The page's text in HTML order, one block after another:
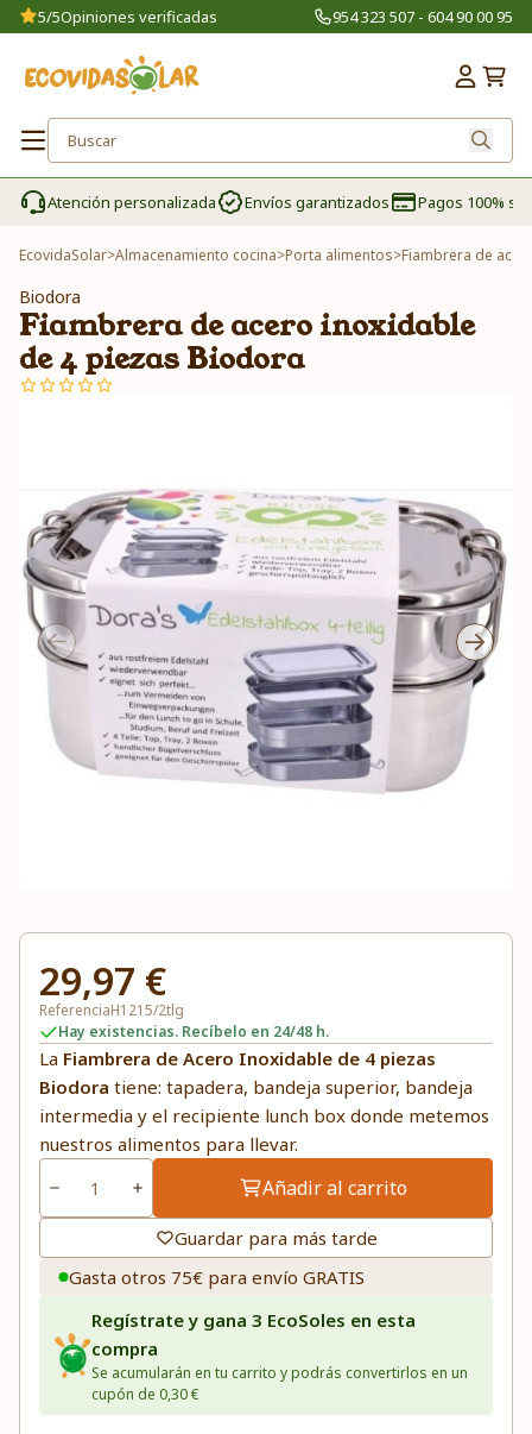
5/5Opiniones verificadas 954 323 507 - 604 90 00 95
Atención personalizada Envíos garantizados Pagos 100%
EcovidaSolar>Almacenamiento cocina>Porta alimentos>Fiambrera de
Biodora
Fiambrera de acero inoxidable
de 4 piezas Biodora
29,97 €
ReferenciaH1215/2tlg
Hay existencias. Recíbelo en 24/48 h.
La Fiambrera de Acero Inoxidable de 4 piezas
Biodora tiene: tapadera, bandeja superior, bandeja
intermedia y el recipiente lunch box donde metemos
nuestros alimentos para llevar.
Añadir al carrito
Guardar para más tarde
Gasta otros 75€ para envío GRATIS
Regístrate y gana 3 EcoSoles en esta
compra
Se acumularán en tu carrito y podrás convertirlos en un
cupón de 0,30 €